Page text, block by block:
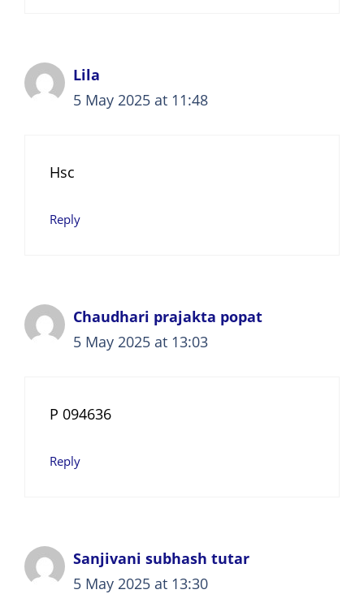
Lila
5 May 2025 at 11:48
Hsc
Reply
Chaudhari prajakta popat
5 May 2025 at 13:03
P 094636
Reply
Sanjivani subhash tutar
5 May 2025 at 13:30